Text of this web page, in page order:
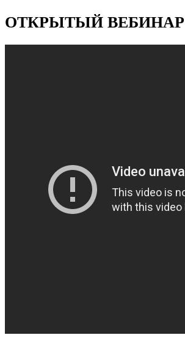
ОТКРЫТЫЙ ВЕБИНАР